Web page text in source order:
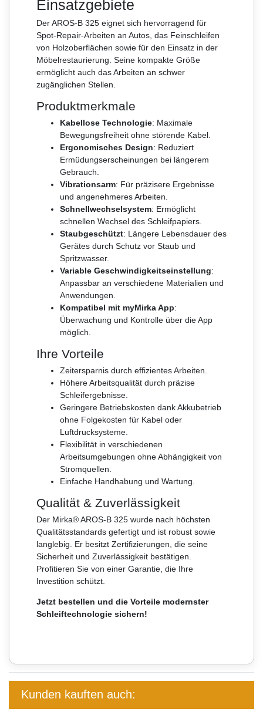
Einsatzgebiete
Der AROS-B 325 eignet sich hervorragend für
Spot-Repair-Arbeiten an Autos, das Feinschleifen
von Holzoberflächen sowie für den Einsatz in der
Möbelrestaurierung. Seine kompakte Größe
ermöglicht auch das Arbeiten an schwer
zugänglichen Stellen.
Produktmerkmale
Kabellose Technologie: Maximale
Bewegungsfreiheit ohne störende Kabel.
Ergonomisches Design: Reduziert
Ermüdungserscheinungen bei längerem
Gebrauch.
Vibrationsarm: Für präzisere Ergebnisse
und angenehmeres Arbeiten.
Schnellwechselsystem: Ermöglicht
schnellen Wechsel des Schleifpapiers.
Staubgeschützt: Längere Lebensdauer des
Gerätes durch Schutz vor Staub und
Spritzwasser.
Variable Geschwindigkeitseinstellung:
Anpassbar an verschiedene Materialien und
Anwendungen.
Kompatibel mit myMirka App:
Überwachung und Kontrolle über die App
möglich.
Ihre Vorteile
Zeitersparnis durch effizientes Arbeiten.
Höhere Arbeitsqualität durch präzise
Schleifergebnisse.
Geringere Betriebskosten dank Akkubetrieb
ohne Folgekosten für Kabel oder
Luftdrucksysteme.
Flexibilität in verschiedenen
Arbeitsumgebungen ohne Abhängigkeit von
Stromquellen.
Einfache Handhabung und Wartung.
Qualität & Zuverlässigkeit
Der Mirka® AROS-B 325 wurde nach höchsten
Qualitätsstandards gefertigt und ist robust sowie
langlebig. Er besitzt Zertifizierungen, die seine
Sicherheit und Zuverlässigkeit bestätigen.
Profitieren Sie von einer Garantie, die Ihre
Investition schützt.
Jetzt bestellen und die Vorteile modernster
Schleiftechnologie sichern!
Kunden kauften auch: